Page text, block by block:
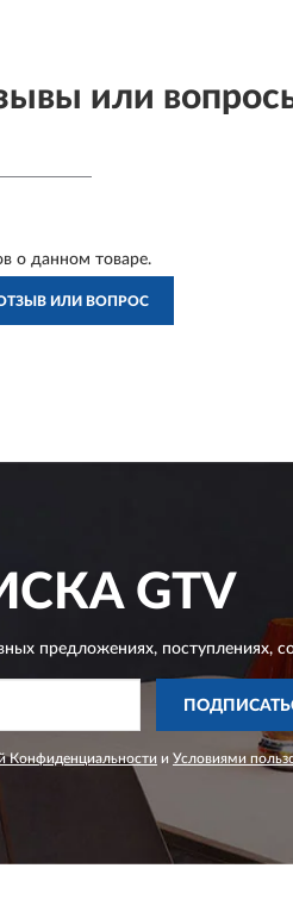
или
о данном товаре.
ИЛИ ВОПРОС
GTV
предложениях,поступлениях,
Конфиденциальности и Условиями